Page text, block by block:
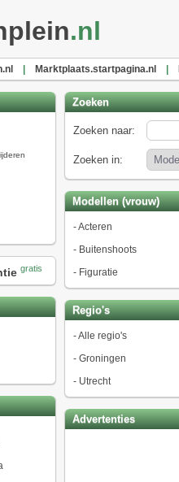
.nl
Marktplaats.startpagina.nl
gratis
Zoeken
Zoeken naar:
Zoeken in:
Modellen (vrouw)
-Acteren
- Buitenshoots
- Figuratie
Regio's
-Alle regio's
- Groningen
- Utrecht
Advertenties